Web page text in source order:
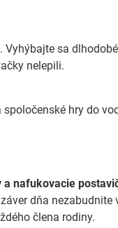
Vyhýbajte sa
nelepili.
spoločenské hry do
nafukovacie
dňa
člena rodiny.